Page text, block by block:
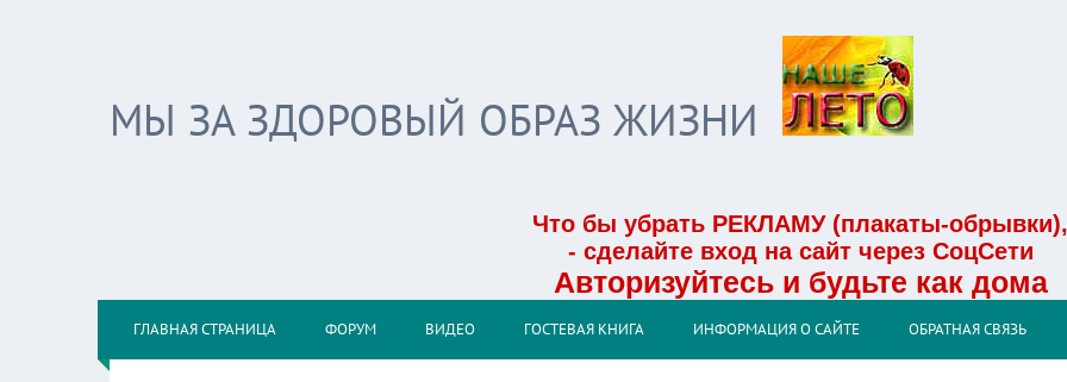
МЫ ЗА ЗДОРОВЫЙ ОБРАЗ ЖИЗНИ
Что бы убрать РЕКЛАМУ (плакаты-обрывки),
- сделайте вход на сайт через СоцСети
Авторизуйтесь и будьте как дома
ГЛАВНАЯ СТРАНИЦА ФОРУМ ВИДЕО ГОСТЕВАЯ КНИГА ИНФОРМАЦИЯ О САЙТЕ ОБРАТНАЯ СВЯЗЬ